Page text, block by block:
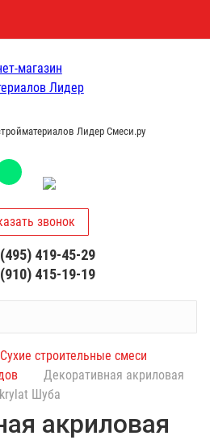
Лидер Смеси.ру
звонок
419-45-29
415-19-19
Сухие строительные смеси
Декоративная акриловая
Шуба
акриловая